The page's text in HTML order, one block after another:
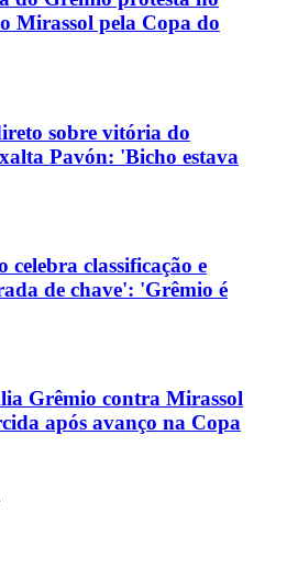
Mirassol pela Copa do
sobre vitória do
Pavón: 'Bicho estava
celebra classificação e
de chave': 'Grêmio é
Grêmio contra Mirassol
após avanço na Copa